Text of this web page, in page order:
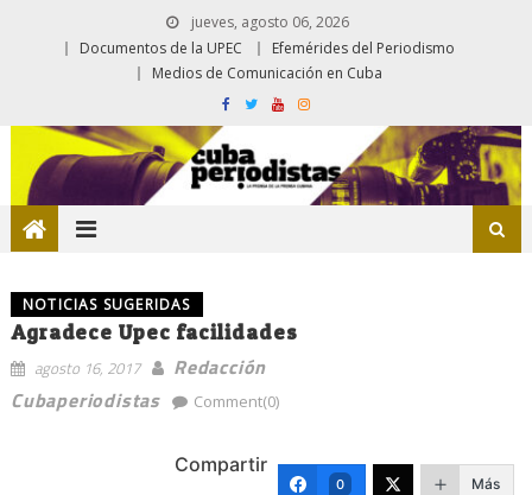
jueves, agosto 06, 2026
Documentos de la UPEC
Efemérides del Periodismo
Medios de Comunicación en Cuba
NOTICIAS SUGERIDAS
Agradece Upec facilidades
agosto 16, 2017
Redacción
Cubaperiodistas
Comment(0)
Compartir
0 Más